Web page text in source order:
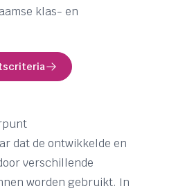
klas- en
dat de ontwikkelde en
verschillende
worden gebruikt. In